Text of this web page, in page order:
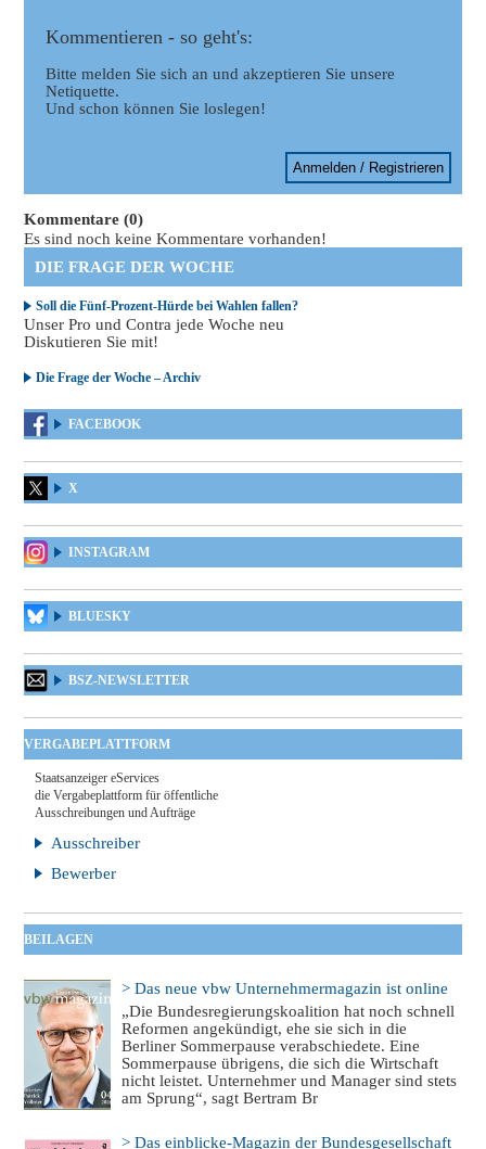
Kommentieren - so geht's:
Bitte melden Sie sich an und akzeptieren Sie unsere
Netiquette.
Und schon können Sie loslegen!
Anmelden / Registrieren
Kommentare (0)
Es sind noch keine Kommentare vorhanden!
DIE FRAGE DER WOCHE
Soll die Fünf-Prozent-Hürde bei Wahlen fallen?
Unser Pro und Contra jede Woche neu
Diskutieren Sie mit!
Die Frage der Woche – Archiv
FACEBOOK
X
INSTAGRAM
BLUESKY
BSZ-NEWSLETTER
VERGABEPLATTFORM
Staatsanzeiger eServices
die Vergabeplattform für öffentliche
Ausschreibungen und Aufträge
Ausschreiber
Bewerber
BEILAGEN
> Das neue vbw Unternehmermagazin ist online
„Die Bundesregierungskoalition hat noch schnell
Reformen angekündigt, ehe sie sich in die
Berliner Sommerpause verabschiedete. Eine
Sommerpause übrigens, die sich die Wirtschaft
nicht leistet. Unternehmer und Manager sind stets
am Sprung“, sagt Bertram Br
> Das einblicke-Magazin der Bundesgesellschaft